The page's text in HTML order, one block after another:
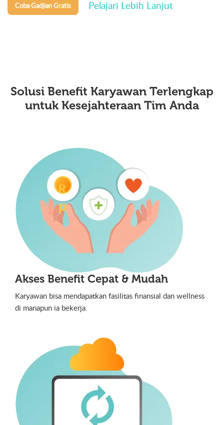
Coba Gadjian Gratis Pelajari Lebih Lanjut
Solusi Benefit Karyawan Terlengkap
untuk Kesejahteraan Tim Anda
Akses Benefit Cepat & Mudah
Karyawan bisa mendapatkan fasilitas finansial dan wellness
di manapun ia bekerja.